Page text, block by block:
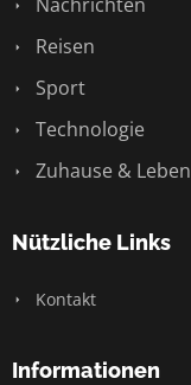
Reisen
Sport
Technologie
Zuhause & Leben
Nützliche Links
Kontakt
Informationen